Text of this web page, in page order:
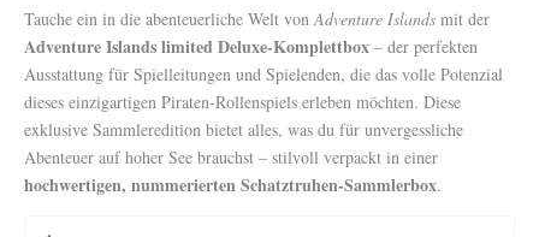
190,00 €150,00 €.
Tauche ein in die abenteuerliche Welt vonAdventure Islands mit der
Adventure Islands limited Deluxe-Komplettbox – der perfekten
Ausstattung für Spielleitungen und Spielenden, die das volle Potenzial
dieses einzigartigen Piraten-Rollenspiels erleben möchten. Diese
exklusive Sammleredition bietet alles, was du für unvergessliche
Abenteuer auf hoher See brauchst – stilvoll verpackt in einer
hochwertigen, nummerierten Schatztruhen-Sammlerbox.